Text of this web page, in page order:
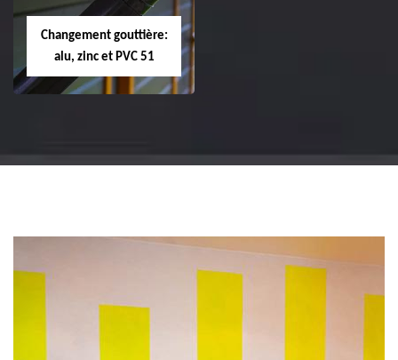
Changement gouttière:
alu, zinc et PVC 51
et PVC 51